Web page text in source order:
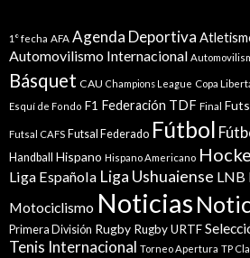
1° fecha AFA Agenda Deportiva
Automovilismo Internacional
Básquet CAU Champions League Copa
Esquí de Fondo F1 Federación TDF Final
Futsal CAFS Futsal Federado Fútbol
Handball Hispano Hispano Americano
Liga Española Liga Ushuaiense LNB
Motociclismo Noticias
Primera División Rugby Rugby URTF
Tenis Internacional Torneo Apertura TP